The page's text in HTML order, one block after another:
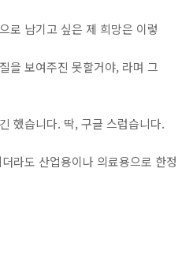
로 남기고 싶은 제 희망은 이렇
을 보여주진 못할거야, 라며 그
했습니다. 딱, 구글 스럽습니다.
라도 산업용이나 의료용으로 한정